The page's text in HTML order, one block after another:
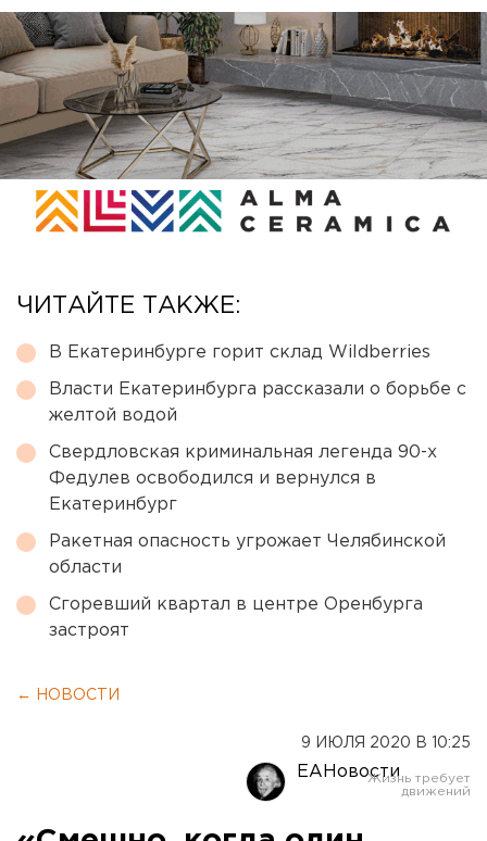
ЧИТАЙТЕ ТАКЖЕ:
В Екатеринбурге горит склад Wildberries
Власти Екатеринбурга рассказали о борьбе с
желтой водой
Свердловская криминальная легенда 90-х
Федулев освободился и вернулся в
Екатеринбург
Ракетная опасность угрожает Челябинской
области
Сгоревший квартал в центре Оренбурга
застроят
← НОВОСТИ
9 ИЮЛЯ 2020 В 10:25
ЕАНовости